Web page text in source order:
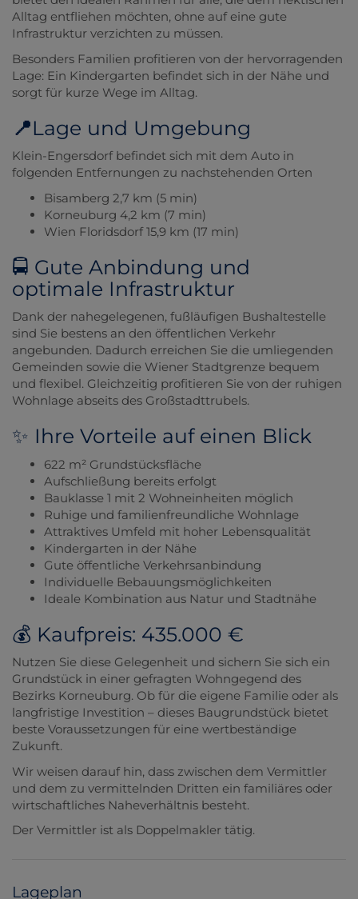
Alltag entfliehen möchten, ohne auf eine gute
Infrastruktur verzichten zu müssen.
Besonders Familien profitieren von der hervorragenden
Lage: Ein Kindergarten befindet sich in der Nähe und
sorgt für kurze Wege im Alltag.
📍Lage und Umgebung
Klein-Engersdorf befindet sich mit dem Auto in
folgenden Entfernungen zu nachstehenden Orten
Bisamberg 2,7 km (5 min)
Korneuburg 4,2 km (7 min)
Wien Floridsdorf 15,9 km (17 min)
🚍 Gute Anbindung und
optimale Infrastruktur
Dank der nahegelegenen, fußläufigen Bushaltestelle
sind Sie bestens an den öffentlichen Verkehr
angebunden. Dadurch erreichen Sie die umliegenden
Gemeinden sowie die Wiener Stadtgrenze bequem
und flexibel. Gleichzeitig profitieren Sie von der ruhigen
Wohnlage abseits des Großstadttrubels.
✨ Ihre Vorteile auf einen Blick
622 m² Grundstücksfläche
Aufschließung bereits erfolgt
Bauklasse 1 mit 2 Wohneinheiten möglich
Ruhige und familienfreundliche Wohnlage
Attraktives Umfeld mit hoher Lebensqualität
Kindergarten in der Nähe
Gute öffentliche Verkehrsanbindung
Individuelle Bebauungsmöglichkeiten
Ideale Kombination aus Natur und Stadtnähe
💰 Kaufpreis: 435.000 €
Nutzen Sie diese Gelegenheit und sichern Sie sich ein
Grundstück in einer gefragten Wohngegend des
Bezirks Korneuburg. Ob für die eigene Familie oder als
langfristige Investition – dieses Baugrundstück bietet
beste Voraussetzungen für eine wertbeständige
Zukunft.
Wir weisen darauf hin, dass zwischen dem Vermittler
und dem zu vermittelnden Dritten ein familiäres oder
wirtschaftliches Naheverhältnis besteht.
Der Vermittler ist als Doppelmakler tätig.
Lageplan